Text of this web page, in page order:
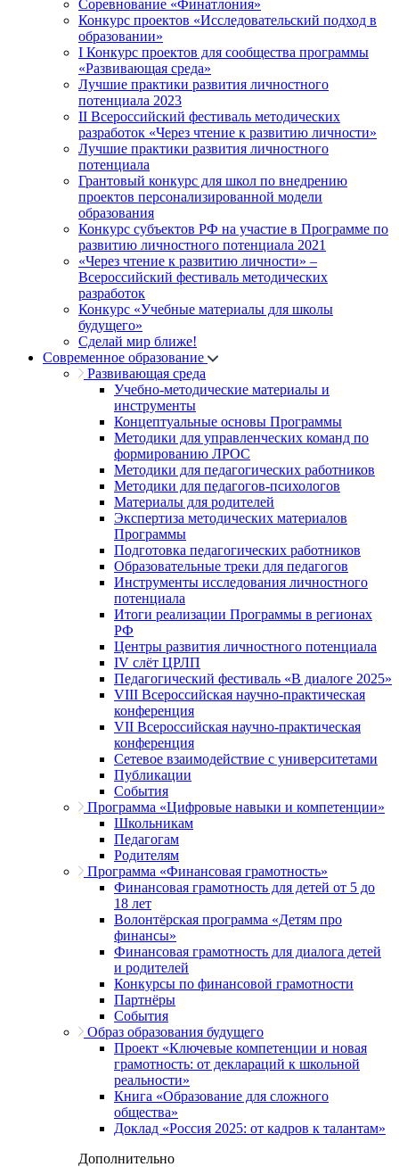
Соревнование «Финатлония»
Конкурс проектов «Исследовательский подход в
образовании»
I Конкурс проектов для сообщества программы
«Развивающая среда»
Лучшие практики развития личностного
потенциала 2023
II Всероссийский фестиваль методических
разработок «Через чтение к развитию личности»
Лучшие практики развития личностного
потенциала
Грантовый конкурс для школ по внедрению
проектов персонализированной модели
образования
Конкурс субъектов РФ на участие в Программе по
развитию личностного потенциала 2021
«Через чтение к развитию личности» –
Всероссийский фестиваль методических
разработок
Конкурс «Учебные материалы для школы
будущего»
Сделай мир ближе!
Современное образование
Развивающая среда
Учебно-методические материалы и
инструменты
Концептуальные основы Программы
Методики для управленческих команд по
формированию ЛРОС
Методики для педагогических работников
Методики для педагогов-психологов
Материалы для родителей
Экспертиза методических материалов
Программы
Подготовка педагогических работников
Образовательные треки для педагогов
Инструменты исследования личностного
потенциала
Итоги реализации Программы в регионах
РФ
Центры развития личностного потенциала
IV слёт ЦРЛП
Педагогический фестиваль «В диалоге 2025»
VIII Всероссийская научно-практическая
конференция
VII Всероссийская научно-практическая
конференция
Сетевое взаимодействие с университетами
Публикации
События
Программа «Цифровые навыки и компетенции»
Школьникам
Педагогам
Родителям
Программа «Финансовая грамотность»
Финансовая грамотность для детей от 5 до
18 лет
Волонтёрская программа «Детям про
финансы»
Финансовая грамотность для диалога детей
и родителей
Конкурсы по финансовой грамотности
Партнёры
События
Образ образования будущего
Проект «Ключевые компетенции и новая
грамотность: от деклараций к школьной
реальности»
Книга «Образование для сложного
общества»
Доклад «Россия 2025: от кадров к талантам»
Дополнительно